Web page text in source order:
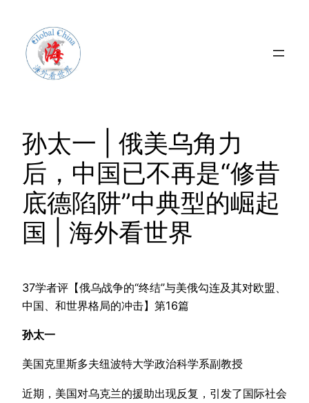
content
孙太一 | 俄美乌角力
后，中国已不再是“修昔
底德陷阱”中典型的崛起
国 | 海外看世界
37学者评【俄乌战争的“终结”与美俄勾连及其对欧盟、
中国、和世界格局的冲击】第16篇
孙太一
美国克里斯多夫纽波特大学政治科学系副教授
近期，美国对乌克兰的援助出现反复，引发了国际社会